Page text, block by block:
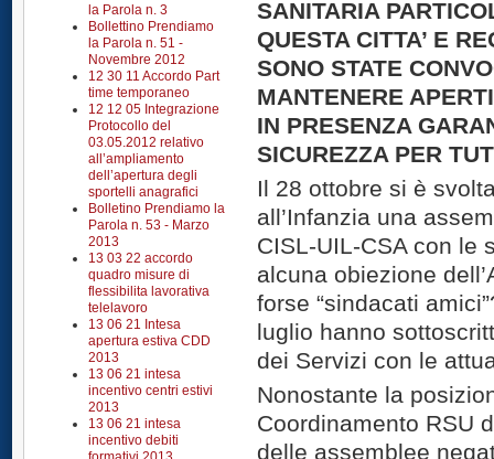
la Parola n. 3
Bollettino Prendiamo
la Parola n. 51 -
Novembre 2012
12 30 11 Accordo Part
time temporaneo
12 12 05 Integrazione
Protocollo del
03.05.2012 relativo
all’ampliamento
dell’apertura degli
sportelli anagrafici
Bolletino Prendiamo la
Parola n. 53 - Marzo
2013
13 03 22 accordo
quadro misure di
flessibilita lavorativa
telelavoro
13 06 21 Intesa
apertura estiva CDD
2013
13 06 21 intesa
incentivo centri estivi
2013
13 06 21 intesa
incentivo debiti
SANITARIA
QUESTA CITTA’ E
SONO STATE
MANTENERE
IN PRESENZA
SICUREZZA PER
Il 28 ottobre si è
all’Infanzia una
CISL-UIL-CSA con le
alcuna obiezione
forse “sindacati
luglio hanno
dei Servizi con le
Nonostante la
Coordinamento RSU
delle assemblee